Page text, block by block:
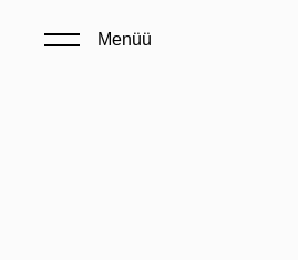
Menüü